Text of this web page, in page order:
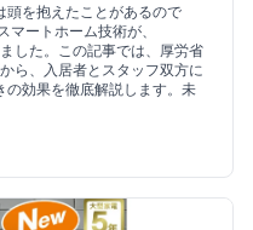
頭を抱えたことがあるので
ートホーム技術が、
した。この記事では、厚労省
ら、入居者とスタッフ双方に
の効果を徹底解説します。未